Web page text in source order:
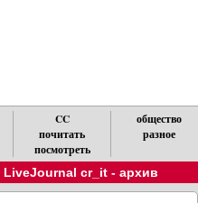
CC
почитать
посмотреть
общество
разное
LiveJournal cr_it - архив